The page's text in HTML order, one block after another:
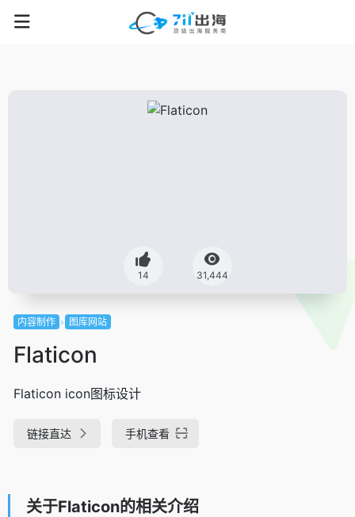
14 31,444
内容制作 图库网站
Flaticon
Flaticon icon图标设计
链接直达 手机查看
关于Flaticon的相关介绍